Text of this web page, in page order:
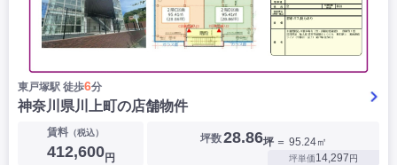
東戸塚駅 徒歩6分
神奈川県川上町の店舗物件
賃料（税込）
412,600円
坪数28.86坪 ＝ 95.24㎡
坪単価14,297円